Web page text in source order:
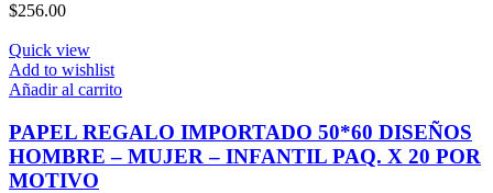
$256.00
Quick view
Add to wishlist
Añadir al carrito
PAPEL REGALO IMPORTADO 50*60 DISEÑOS
HOMBRE – MUJER – INFANTIL PAQ. X 20 POR
MOTIVO